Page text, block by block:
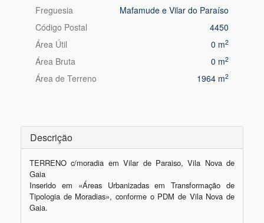
Freguesia
Mafamude e Vilar do Paraíso
Código Postal
4450
Área Útil
0 m2
Área Bruta 0 m2
Área de Terreno 1964 m2
Descrição
TERRENO c/moradia em Vilar de Paraiso, Vila Nova de
Gaia
Inserido em «Áreas Urbanizadas em Transformação de
Tipologia de Moradias», conforme o PDM de Vila Nova de
Gaia.